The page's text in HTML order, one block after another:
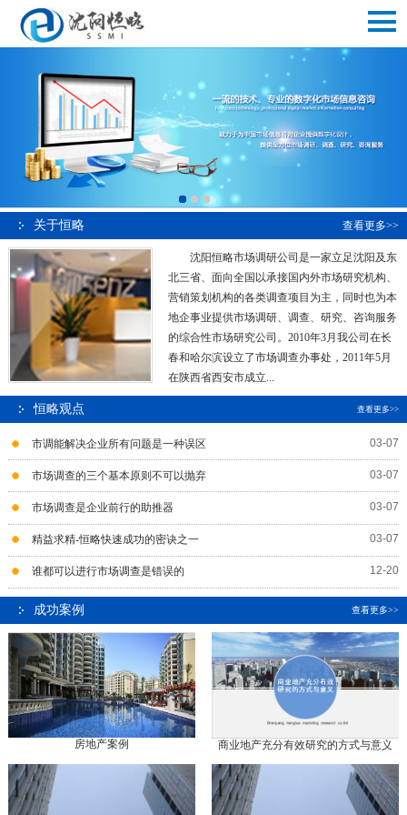
关于恒略 查看更多>>
沈阳恒略市场调研公司是一家立足沈阳及东
北三省、面向全国以承接国内外市场研究机构、
营销策划机构的各类调查项目为主，同时也为本
地企事业提供市场调研、调查、研究、咨询服务
的综合性市场研究公司。2010年3月我公司在长
春和哈尔滨设立了市场调查办事处，2011年5月
在陕西省西安市成立...
恒略观点 查看更多>>
03-07
市调能解决企业所有问题是一种误区
03-07
市场调查的三个基本原则不可以抛弃
03-07
市场调查是企业前行的助推器
03-07
精益求精-恒略快速成功的密诀之一
12-20
谁都可以进行市场调查是错误的
成功案例 查看更多>>
房地产案例 商业地产充分有效研究的方式与意义